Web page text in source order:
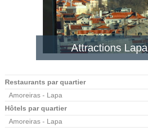
Attractions Lapa
Restaurants par quartier
Amoreiras - Lapa
Hôtels par quartier
Amoreiras - Lapa